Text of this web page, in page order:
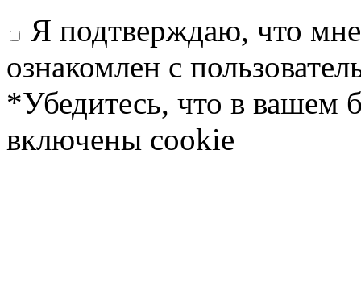
Я подтверждаю, что
ознакомлен с
*Убедитесь, что в вашем
включены cookie